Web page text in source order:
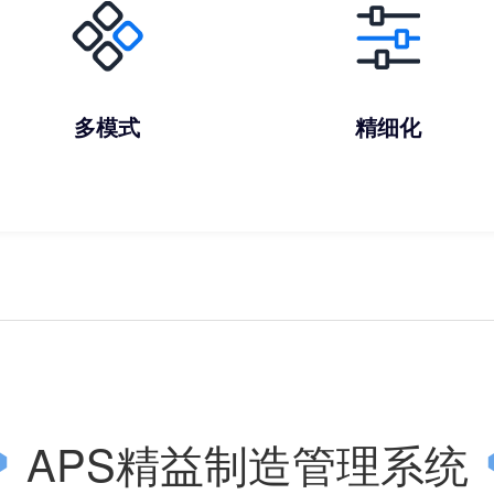
多模式 精细化
APS精益制造管理系统